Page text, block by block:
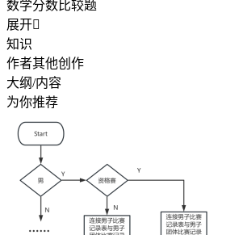
数学分数比较题
展开
知识
作者其他创作
大纲/内容
为你推荐